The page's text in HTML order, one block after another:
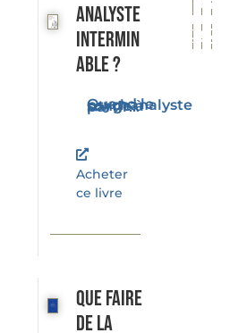
Analyste
intermin
able ?
Quand le psychanalyste songe à partir...
Acheter
ce livre
Que faire
de la